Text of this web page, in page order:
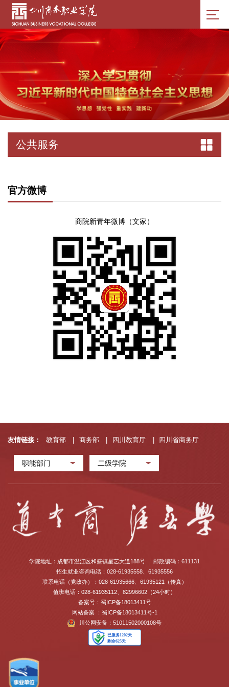
公共服务
官方微博
商院新青年微博（文家）
友情链接： 教育部 商务部 四川教育厅 四川省商务厅
职能部门 二级学院
学院地址：成都市温江区和盛镇星艺大道188号
邮政编码：611131
招生就业咨询电话：028-61935558、61935556
联系电话（党政办）：028-61935666、61935121（传真）
值班电话：028-61935112、82996602（24小时）
备案号：蜀ICP备18013411号
网站备案 ：蜀ICP备18013411号-1
川公网安备：51011502000108号